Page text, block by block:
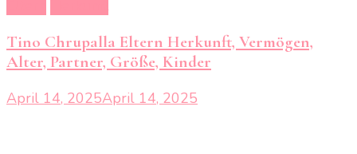
Tino Chrupalla Eltern Herkunft, Vermögen,
Alter, Partner, Größe, Kinder
April 14, 2025April 14, 2025